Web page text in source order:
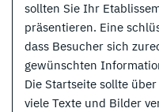
sollten Sie Ihr
präsentieren. Eine
dass Besucher sich
gewünschten
Die Startseite sollte
viele Texte und Bilder